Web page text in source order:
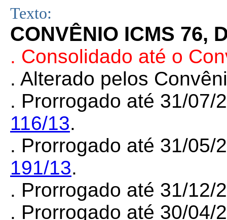
Texto:
CONVÊNIO ICMS 76,
. Consolidado até o
. Alterado pelos
. Prorrogado até 31/07/
116/13.
. Prorrogado até 31/05/
191/13.
. Prorrogado até 31/
. Prorrogado até 30/04/